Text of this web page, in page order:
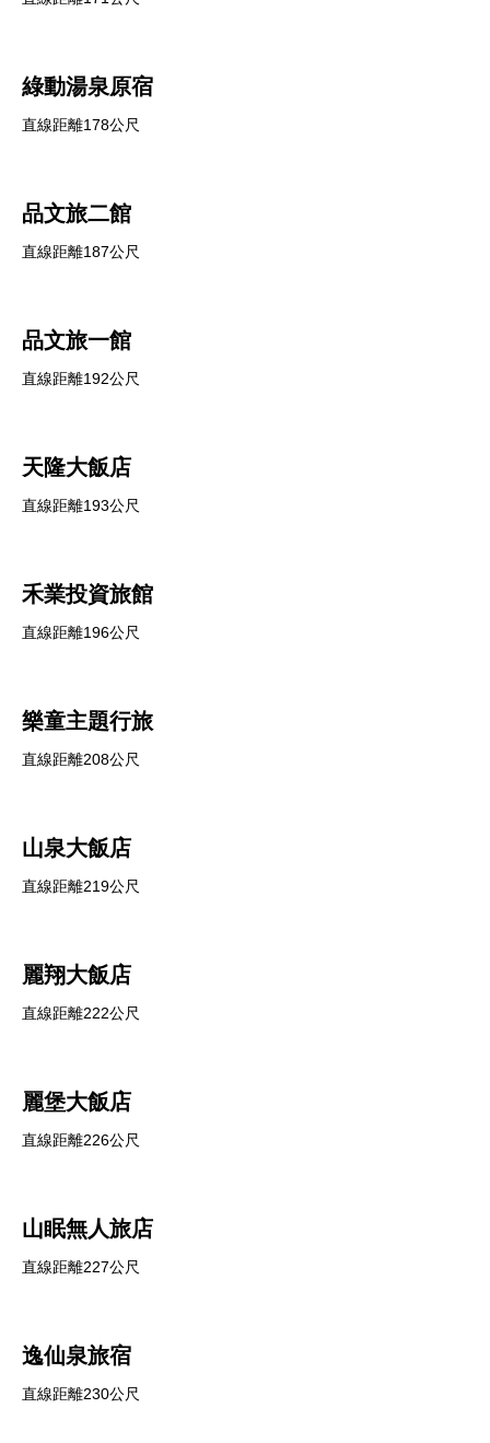
綠動湯泉原宿
直線距離178公尺
品文旅二館
直線距離187公尺
品文旅一館
直線距離192公尺
天隆大飯店
直線距離193公尺
禾業投資旅館
直線距離196公尺
樂童主題行旅
直線距離208公尺
山泉大飯店
直線距離219公尺
麗翔大飯店
直線距離222公尺
麗堡大飯店
直線距離226公尺
山眠無人旅店
直線距離227公尺
逸仙泉旅宿
直線距離230公尺